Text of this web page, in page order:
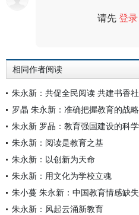
请先登录
相同作者阅读
朱永新：共促全民阅读 共建书香
罗晶 朱永新：准确把握教育的战
朱永新 罗晶：教育强国建设的科
朱永新：阅读是教育之基
朱永新：以创新为天命
朱永新：用文化为学校立魂
朱小蔓 朱永新：中国教育情感缺失
朱永新：风起云涌新教育